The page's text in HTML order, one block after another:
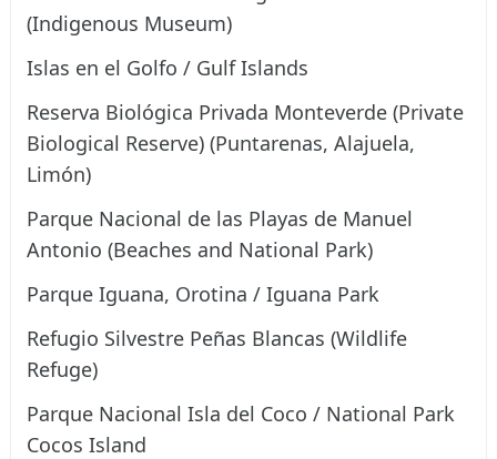
(Indigenous Museum)
Islas en el Golfo / Gulf Islands
Reserva Biológica Privada Monteverde (Private
Biological Reserve) (Puntarenas, Alajuela,
Limón)
Parque Nacional de las Playas de Manuel
Antonio (Beaches and National Park)
Parque Iguana, Orotina / Iguana Park
Refugio Silvestre Peñas Blancas (Wildlife
Refuge)
Parque Nacional Isla del Coco / National Park
Cocos Island